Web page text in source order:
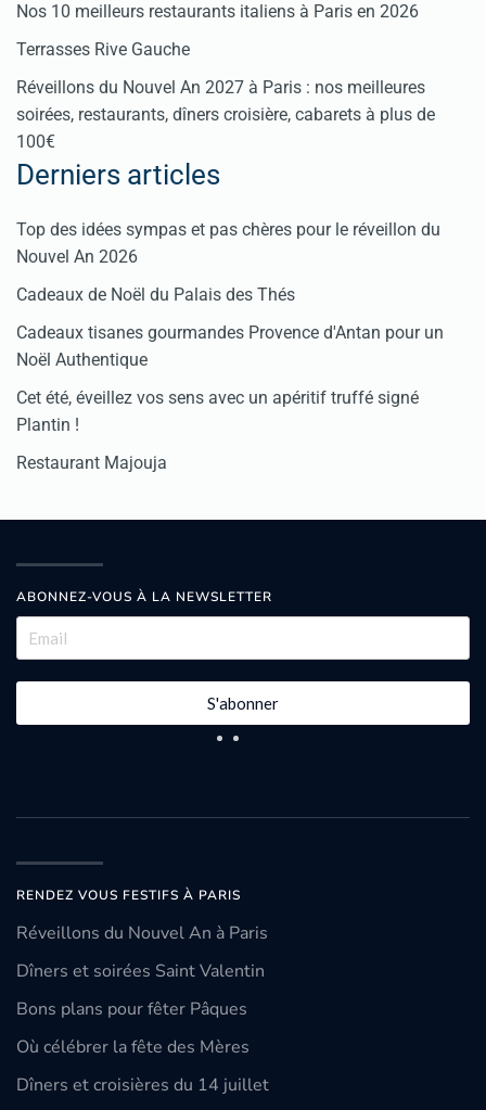
Nos 10 meilleurs restaurants italiens à Paris en 2026
Terrasses Rive Gauche
Réveillons du Nouvel An 2027 à Paris : nos meilleures
soirées, restaurants, dîners croisière, cabarets à plus de
100€
Derniers articles
Top des idées sympas et pas chères pour le réveillon du
Nouvel An 2026
Cadeaux de Noël du Palais des Thés
Cadeaux tisanes gourmandes Provence d'Antan pour un
Noël Authentique
Cet été, éveillez vos sens avec un apéritif truffé signé
Plantin !
Restaurant Majouja
ABONNEZ-VOUS À LA NEWSLETTER
S'abonner
RENDEZ VOUS FESTIFS À PARIS
Réveillons du Nouvel An à Paris
Dîners et soirées Saint Valentin
Bons plans pour fêter Pâques
Où célébrer la fête des Mères
Dîners et croisières du 14 juillet